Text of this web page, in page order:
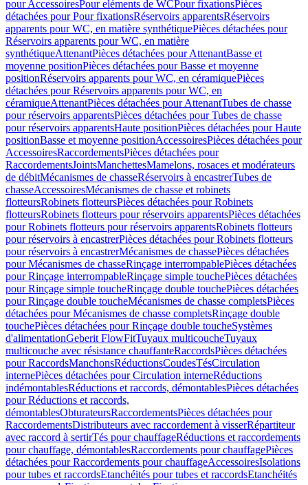
pour AccessoiresPour eléments de WCPour fixationsPièces
détachées pour Pour fixationsRéservoirs apparentsRéservoirs
apparents pour WC, en matière synthétiquePièces détachées pour
Réservoirs apparents pour WC, en matière
synthétiqueAttenantPièces détachées pour AttenantBasse et
moyenne positionPièces détachées pour Basse et moyenne
positionRéservoirs apparents pour WC, en céramiquePièces
détachées pour Réservoirs apparents pour WC, en
céramiqueAttenantPièces détachées pour AttenantTubes de chasse
pour réservoirs apparentsPièces détachées pour Tubes de chasse
pour réservoirs apparentsHaute positionPièces détachées pour Haute
positionBasse et moyenne positionAccessoiresPièces détachées pour
AccessoiresRaccordementsPièces détachées pour
RaccordementsJointsManchettesMamelons, rosaces et modérateurs
de débitMécanismes de chasseRéservoirs à encastrerTubes de
chasseAccessoiresMécanismes de chasse et robinets
flotteursRobinets flotteursPièces détachées pour Robinets
flotteursRobinets flotteurs pour réservoirs apparentsPièces détachées
pour Robinets flotteurs pour réservoirs apparentsRobinets flotteurs
pour réservoirs à encastrerPièces détachées pour Robinets flotteurs
pour réservoirs à encastrerMécanismes de chassePièces détachées
pour Mécanismes de chasseRinçage interrompablePièces détachées
pour Rinçage interrompableRinçage simple touchePièces détachées
pour Rinçage simple toucheRinçage double touchePièces détachées
pour Rinçage double toucheMécanismes de chasse completsPièces
détachées pour Mécanismes de chasse completsRinçage double
touchePièces détachées pour Rinçage double toucheSystèmes
d'alimentationGeberit FlowFitTuyaux multicoucheTuyaux
multicouche avec résistance chauffanteRaccordsPièces détachées
pour RaccordsManchonsRéductionsCoudesTésCirculation
internePièces détachées pour Circulation interneRéductions
indémontablesRéductions et raccords, démontablesPièces détachées
pour Réductions et raccords,
démontablesObturateursRaccordementsPièces détachées pour
RaccordementsDistributeurs avec raccordement à visserRépartiteur
avec raccord à sertirTés pour chauffageRéductions et raccordements
pour chauffage, démontablesRaccordements pour chauffagePièces
détachées pour Raccordements pour chauffageAccessoiresIsolations
pour tubes et raccordsEtanchéités pour tubes et raccordsEtanchéités